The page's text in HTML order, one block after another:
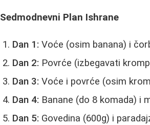
Sedmodnevni Plan Ishrane
Dan 1: Voće (osim banana) i
Dan 2: Povrće (izbegavati
Dan 3: Voće i povrće (osim
Dan 4: Banane (do 8 komada) i
Dan 5: Govedina (600g) i